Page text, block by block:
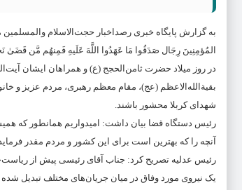
المُؤمِنِینَ رِجَال صَدَقُوا مَا عَهَدُوا اللَّهَ عَلَیهِ فَمِنهُم مَّن
در روز میلاد حضرت ثامن‌الحجج (ع) و همراهان ایشان
بقیة‌الله‌الاعظم (عج)، مقام معظم رهبری، مردم عزیز و
شهدای کربلا محشور باشند.
رئیس دستگاه قضا بیان داشت: امیدواریم همانطور که
آنچه را که بهترین است برای این کشور و مردم مقدر
رئیس عدلیه تصریح کرد: جناب آقای رئیسی پیش از
یک نیروی مورد وفاق در میان جریان‌های مختلف تبدیل شده